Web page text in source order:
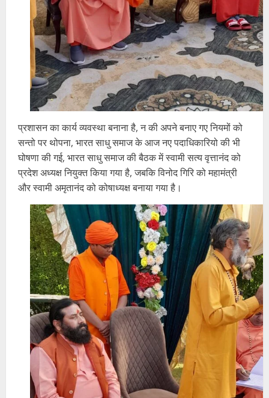
प्रशासन का कार्य व्यवस्था बनाना है, न की अपने बनाए गए नियमों को
सन्तो पर थोपना, भारत साधु समाज के आज नए पदाधिकारियो की भी
घोषणा की गई, भारत साधु समाज की बैठक में स्वामी सत्य वृत्तानंद को
प्रदेश अध्यक्ष नियुक्त किया गया है, जबकि विनोद गिरि को महामंत्री
और स्वामी अमृतानंद को कोषाध्यक्ष बनाया गया है।